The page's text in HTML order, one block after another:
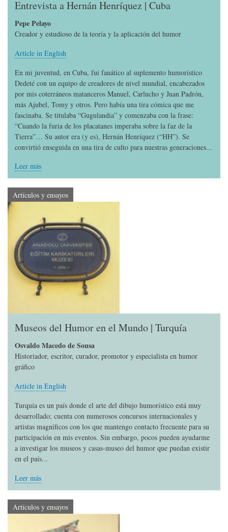
Entrevista a Hernán Henríquez | Cuba
Pepe Pelayo
Creador y estudioso de la teoría y la aplicación del humor
Article in English
En mi juventud, en Cuba, fui fanático al suplemento humorístico
Dedeté con un equipo de creadores de nivel mundial, encabezados
por mis coterráneos matanceros Manuel, Carlucho y Juan Padrón,
más Ajubel, Tomy y otros. Pero había una tira cómica que me
fascinaba. Se titulaba “Gugulandia” y comenzaba con la frase:
“Cuando la furia de los placatanes imperaba sobre la faz de la
Tierra”… Su autor era (y es), Hernán Henríquez (“HH”). Se
convirtió enseguida en una tira de culto para nuestras generaciones...
Leer más
Artículos y ensayos
Museos del Humor en el Mundo | Turquía
Osvaldo Macedo de Sousa
Historiador, escritor, curador, promotor y especialista en humor
gráfico
Article in English
Turquía es un país donde el arte del dibujo humorístico está muy
desarrollado; cuenta con numerosos concursos internacionales y
artistas magníficos con los que mantengo contacto frecuente para su
participación en mis eventos. Sin embargo, pocos pueden ayudarme
a investigar los museos y casas-museo del humor que puedan existir
en el país...
Leer más
Artículos y ensayos